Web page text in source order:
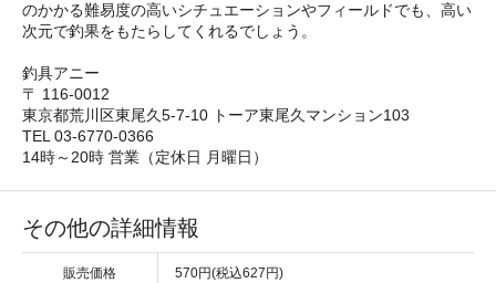
のかかる難易度の高いシチュエーションやフィールドでも、高い
次元で釣果をもたらしてくれるでしょう。
釣具アニー
〒 116-0012
東京都荒川区東尾久5-7-10 トーア東尾久マンション103
TEL 03-6770-0366
14時～20時 営業（定休日 月曜日）
その他の詳細情報
販売価格 570円(税込627円)